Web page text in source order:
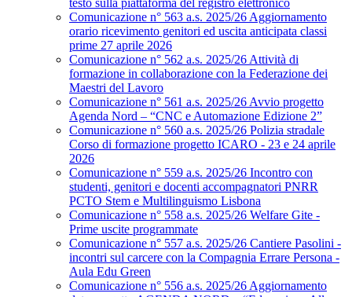
testo sulla piattaforma del registro elettronico
Comunicazione n° 563 a.s. 2025/26 Aggiornamento
orario ricevimento genitori ed uscita anticipata classi
prime 27 aprile 2026
Comunicazione n° 562 a.s. 2025/26 Attività di
formazione in collaborazione con la Federazione dei
Maestri del Lavoro
Comunicazione n° 561 a.s. 2025/26 Avvio progetto
Agenda Nord – “CNC e Automazione Edizione 2”
Comunicazione n° 560 a.s. 2025/26 Polizia stradale
Corso di formazione progetto ICARO - 23 e 24 aprile
2026
Comunicazione n° 559 a.s. 2025/26 Incontro con
studenti, genitori e docenti accompagnatori PNRR
PCTO Stem e Multilinguismo Lisbona
Comunicazione n° 558 a.s. 2025/26 Welfare Gite -
Prime uscite programmate
Comunicazione n° 557 a.s. 2025/26 Cantiere Pasolini -
incontri sul carcere con la Compagnia Errare Persona -
Aula Edu Green
Comunicazione n° 556 a.s. 2025/26 Aggiornamento